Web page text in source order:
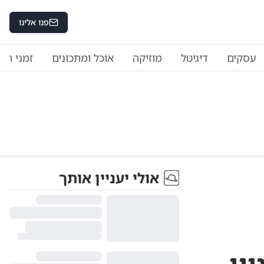
פנו אלינו
עסקים דיגיטל מוזיקה אוכל ומתכונים זמני
אולי יעניין אותך